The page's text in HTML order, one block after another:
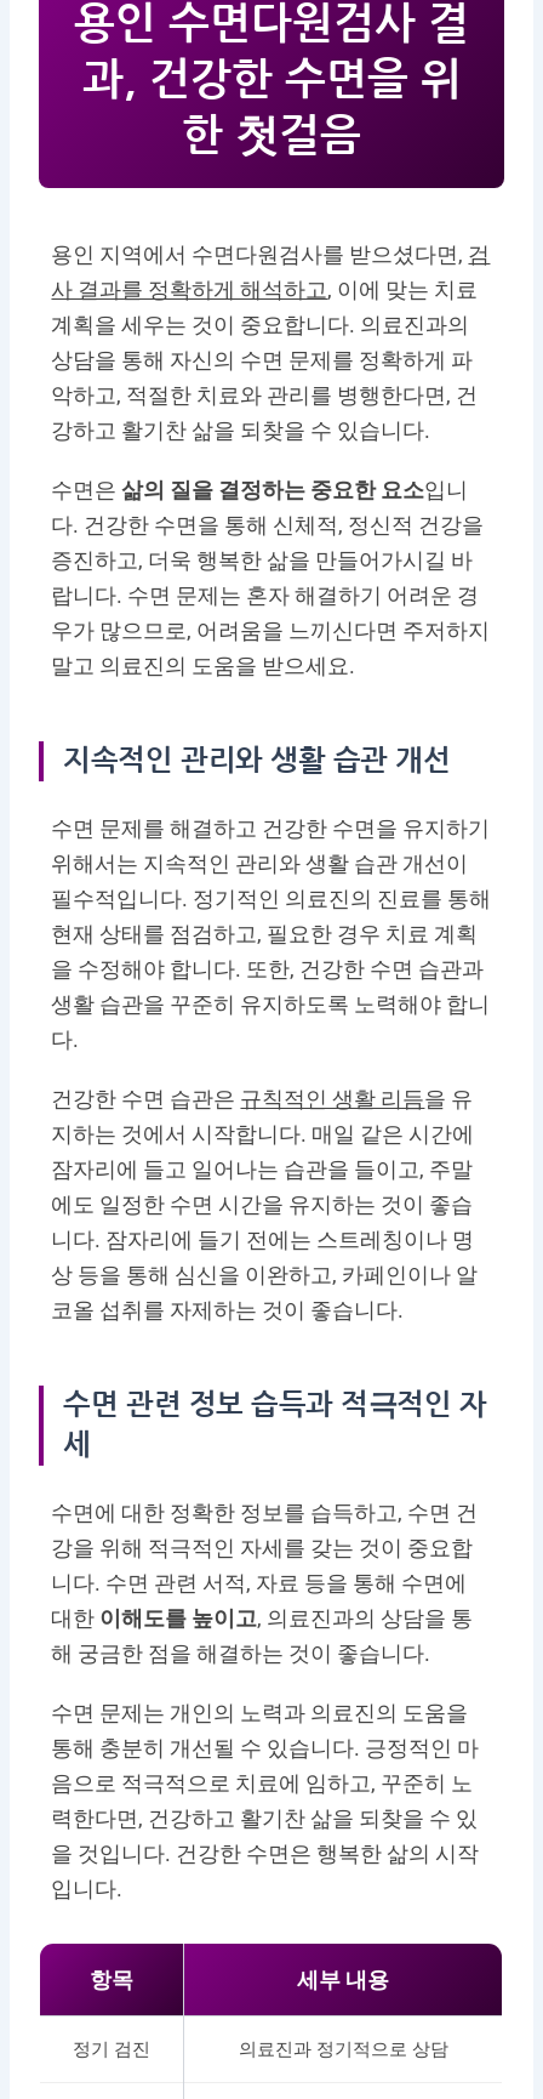
용인 수면다원검사 결
과, 건강한 수면을 위
한 첫걸음
용인 지역에서 수면다원검사를 받으셨다면, 검
사 결과를 정확하게 해석하고, 이에 맞는 치료
계획을 세우는 것이 중요합니다. 의료진과의
상담을 통해 자신의 수면 문제를 정확하게 파
악하고, 적절한 치료와 관리를 병행한다면, 건
강하고 활기찬 삶을 되찾을 수 있습니다.
수면은삶의 질을 결정하는 중요한 요소입니
다. 건강한 수면을 통해 신체적, 정신적 건강을
증진하고, 더욱 행복한 삶을 만들어가시길 바
랍니다. 수면 문제는 혼자 해결하기 어려운 경
우가 많으므로, 어려움을 느끼신다면 주저하지
말고 의료진의 도움을 받으세요.
지속적인 관리와 생활 습관 개선
수면 문제를 해결하고 건강한 수면을 유지하기
위해서는 지속적인 관리와 생활 습관 개선이
필수적입니다. 정기적인 의료진의 진료를 통해
현재 상태를 점검하고, 필요한 경우 치료 계획
을 수정해야 합니다. 또한, 건강한 수면 습관과
생활 습관을 꾸준히 유지하도록 노력해야 합니
다.
건강한 수면 습관은 규칙적인 생활 리듬을 유
지하는 것에서 시작합니다. 매일 같은 시간에
잠자리에 들고 일어나는 습관을 들이고, 주말
에도 일정한 수면 시간을 유지하는 것이 좋습
니다. 잠자리에 들기 전에는 스트레칭이나 명
상 등을 통해 심신을 이완하고, 카페인이나 알
코올 섭취를 자제하는 것이 좋습니다.
수면 관련 정보 습득과 적극적인 자
세
수면에 대한 정확한 정보를 습득하고, 수면 건
강을 위해 적극적인 자세를 갖는 것이 중요합
니다. 수면 관련 서적, 자료 등을 통해 수면에
대한 이해도를 높이고, 의료진과의 상담을 통
해 궁금한 점을 해결하는 것이 좋습니다.
수면 문제는 개인의 노력과 의료진의 도움을
통해 충분히 개선될 수 있습니다. 긍정적인 마
음으로 적극적으로 치료에 임하고, 꾸준히 노
력한다면, 건강하고 활기찬 삶을 되찾을 수 있
을 것입니다. 건강한 수면은 행복한 삶의 시작
입니다.
항목 세부 내용
정기 검진 의료진과 정기적으로 상담